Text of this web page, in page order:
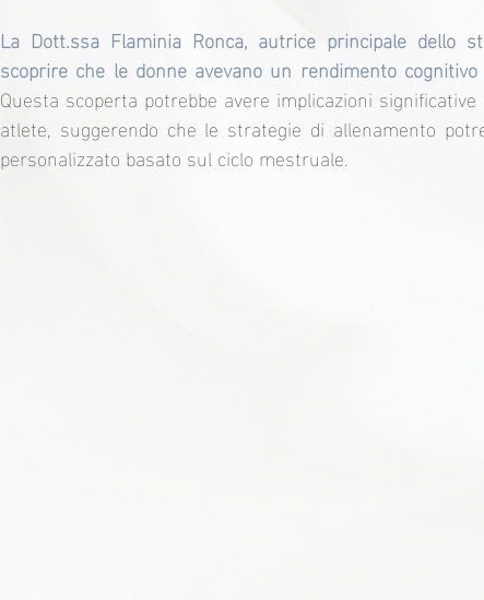
La Dott.ssa Flaminia Ronca, autrice principale dello
Questa scoperta potrebbe avere implicazioni
atlete, suggerendo che le strategie di allenamento
personalizzato basato sul ciclo mestruale.